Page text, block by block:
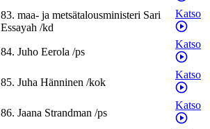
83. maa- ja metsätalousministeri Sari
Essayah /kd
Katso
84. Juho Eerola /ps
Katso
85. Juha Hänninen /kok
Katso
86. Jaana Strandman /ps
Katso